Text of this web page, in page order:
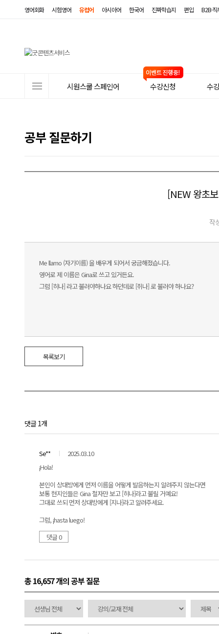
영어회화 시험영어 유럽어 아시아어 한국어 진짜학습지 편입 B2B·
뉴
시원스쿨 스페인어 수강신청 수
공부 질문하기
[NEW 왕초
작
Me llamo (자기이름) 을 배우게 되어서 궁금해졌습니다.
영어로 제 이름은 Gina로 쓰고 있거든요.
그럼 [히나] 라고 불러야하나요 하던데로 [쥐나] 로 불러야 하나요?
목록보기
댓글 1개
Se**
2025.03.10
¡Hola!
본인이 상대방에게 먼저 이름을 어떻게 발음하는지 알려주지 않는다면
보통 현지인들은 Gina 철자만 보고 [히나]라고 불릴 거예요!
그대로 쓰되 먼저 상대방에게 [지나]라고 알려주세요.
그럼, ¡hasta luego!
댓글 0
총 16,657 개의 공부 질문